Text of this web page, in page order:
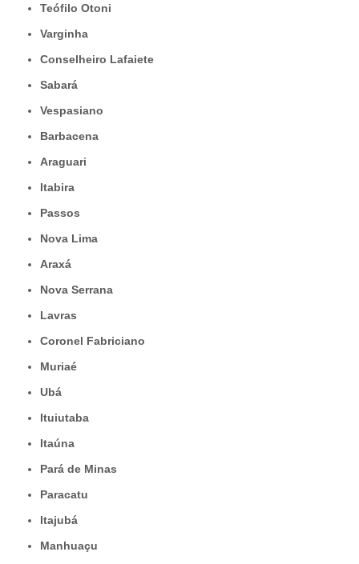
Teófilo Otoni
Varginha
Conselheiro Lafaiete
Sabará
Vespasiano
Barbacena
Araguari
Itabira
Passos
Nova Lima
Araxá
Nova Serrana
Lavras
Coronel Fabriciano
Muriaé
Ubá
Ituiutaba
Itaúna
Pará de Minas
Paracatu
Itajubá
Manhuaçu